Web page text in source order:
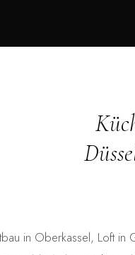
in Oberkassel, Loft in